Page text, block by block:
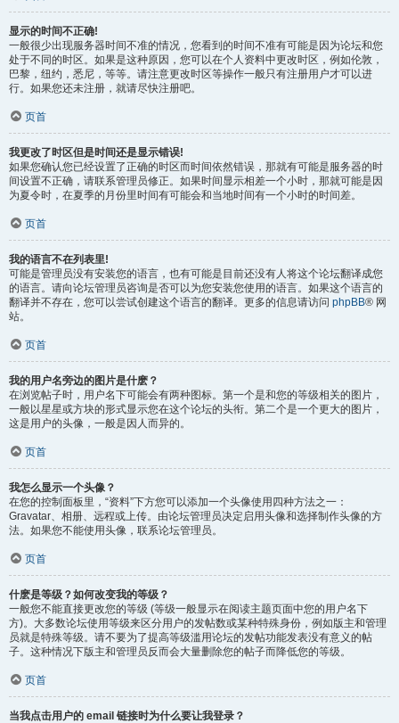
显示的时间不正确!
一般很少出现服务器时间不准的情况，您看到的时间不准有可能是因为论坛和您
处于不同的时区。如果是这种原因，您可以在个人资料中更改时区，例如伦敦，
巴黎，纽约，悉尼，等等。请注意更改时区等操作一般只有注册用户才可以进
行。如果您还未注册，就请尽快注册吧。
页首
我更改了时区但是时间还是显示错误!
如果您确认您已经设置了正确的时区而时间依然错误，那就有可能是服务器的时
间设置不正确，请联系管理员修正。如果时间显示相差一个小时，那就可能是因
为夏令时，在夏季的月份里时间有可能会和当地时间有一个小时的时间差。
页首
我的语言不在列表里!
可能是管理员没有安装您的语言，也有可能是目前还没有人将这个论坛翻译成您
的语言。请向论坛管理员咨询是否可以为您安装您使用的语言。如果这个语言的
翻译并不存在，您可以尝试创建这个语言的翻译。更多的信息请访问 phpBB® 网
站。
页首
我的用户名旁边的图片是什麽？
在浏览帖子时，用户名下可能会有两种图标。第一个是和您的等级相关的图片，
一般以星星或方块的形式显示您在这个论坛的头衔。第二个是一个更大的图片，
这是用户的头像，一般是因人而异的。
页首
我怎么显示一个头像？
在您的控制面板里，“资料”下方您可以添加一个头像使用四种方法之一：
Gravatar、相册、远程或上传。由论坛管理员决定启用头像和选择制作头像的方
法。如果您不能使用头像，联系论坛管理员。
页首
什麽是等级？如何改变我的等级？
一般您不能直接更改您的等级 (等级一般显示在阅读主题页面中您的用户名下
方)。大多数论坛使用等级来区分用户的发帖数或某种特殊身份，例如版主和管理
员就是特殊等级。请不要为了提高等级滥用论坛的发帖功能发表没有意义的帖
子。这种情况下版主和管理员反而会大量删除您的帖子而降低您的等级。
页首
当我点击用户的 email 链接时为什么要让我登录？